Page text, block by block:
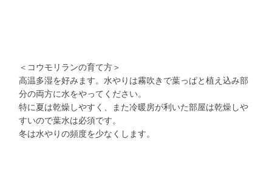
＜コウモリランの育て方＞
高温多湿を好みます。水やりは霧吹きで葉っぱと植え込み部
分の両方に水をやってください。
特に夏は乾燥しやすく、また冷暖房が利いた部屋は乾燥しや
すいので葉水は必須です。
冬は水やりの頻度を少なくします。